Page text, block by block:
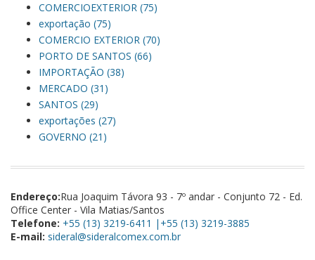
COMERCIOEXTERIOR (75)
exportação (75)
COMERCIO EXTERIOR (70)
PORTO DE SANTOS (66)
IMPORTAÇÃO (38)
MERCADO (31)
SANTOS (29)
exportações (27)
GOVERNO (21)
Endereço:Rua Joaquim Távora 93 - 7º andar - Conjunto 72 - Ed.
Office Center - Vila Matias/Santos
Telefone: +55 (13) 3219-6411 |+55 (13) 3219-3885
E-mail: sideral@sideralcomex.com.br